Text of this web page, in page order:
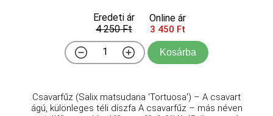
Eredeti ár
4 250 Ft
Online ár
3 450 Ft
Kosárba
Csavarfűz (Salix matsudana 'Tortuosa') – A csavart
ágú, különleges téli díszfa A csavarfűz – más néven